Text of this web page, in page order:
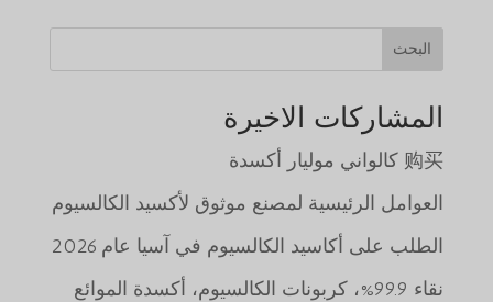
البحث
المشاركات الاخيرة
购买 كالواني موليار أكسدة
العوامل الرئيسية لمصنع موثوق لأكسيد الكالسيوم
الطلب على أكاسيد الكالسيوم في آسيا عام 2026
نقاء 99.9%، كربونات الكالسيوم، أكسدة الموائع